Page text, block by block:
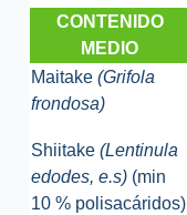
CONTENIDO
MEDIO
Maitake (Grifola
frondosa)
Shiitake (Lentinula
edodes, e.s) (min
10 % polisacáridos)